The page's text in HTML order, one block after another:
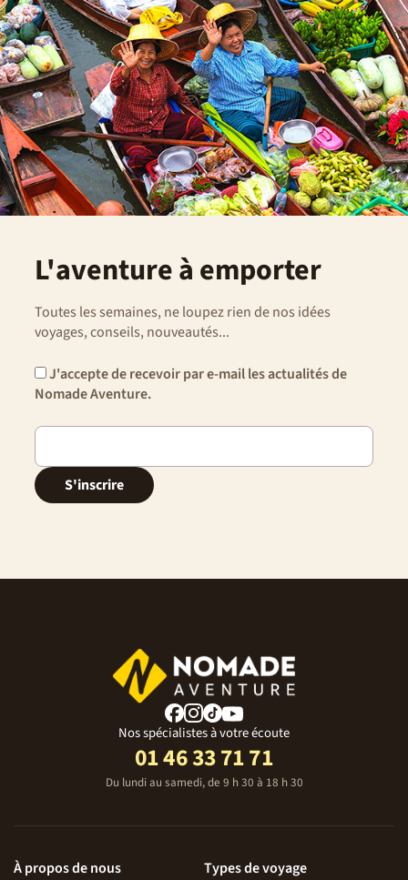
L'aventure à emporter
Toutes les semaines, ne loupez rien de nos idées
voyages, conseils, nouveautés...
J'accepte de recevoir par e-mail les actualités de
Nomade Aventure.
S'inscrire
Nos spécialistes à votre écoute
01 46 33 71 71
Du lundi au samedi, de 9 h 30 à 18 h 30
À propos de nous Types de voyage